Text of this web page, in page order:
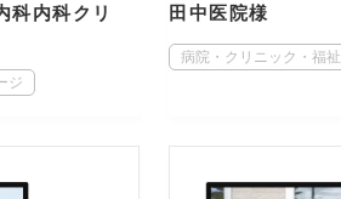
科内科クリ
ジ
田中医院様
病院・クリニック・福祉